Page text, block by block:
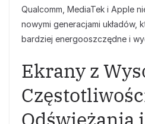
Qualcomm, MediaTek i Apple
nowymi generacjami układów,
bardziej energooszczędne i
Ekrany z